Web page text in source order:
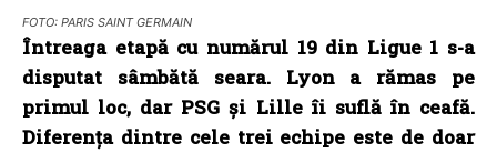
FOTO: PARIS SAINT GERMAIN
Întreaga etapă cu numărul 19 din Ligue 1 s-a
disputat sâmbătă seara. Lyon a rămas pe
primul loc, dar PSG și Lille îi suflă în ceafă.
Diferența dintre cele trei echipe este de doar